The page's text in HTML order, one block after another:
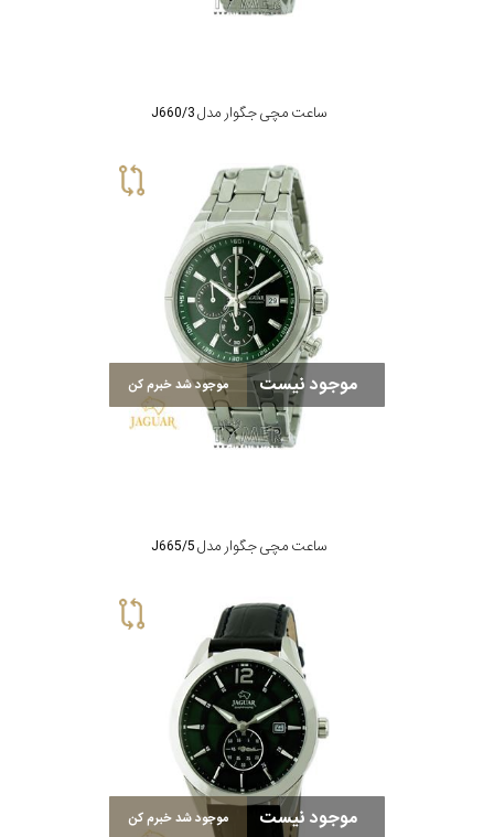
ساعت مچی جگوار مدل J660/3
موجود نیست موجود شد خبرم کن
ساعت مچی جگوار مدل J665/5
موجود نیست موجود شد خبرم کن